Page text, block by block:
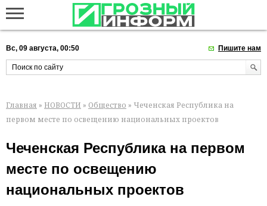
Вс, 09 августа, 00:50 Пишите нам
Главная » НОВОСТИ » Общество » Чеченская Республика на
первом месте по освещению национальных проектов
Чеченская Республика на первом
месте по освещению
национальных проектов